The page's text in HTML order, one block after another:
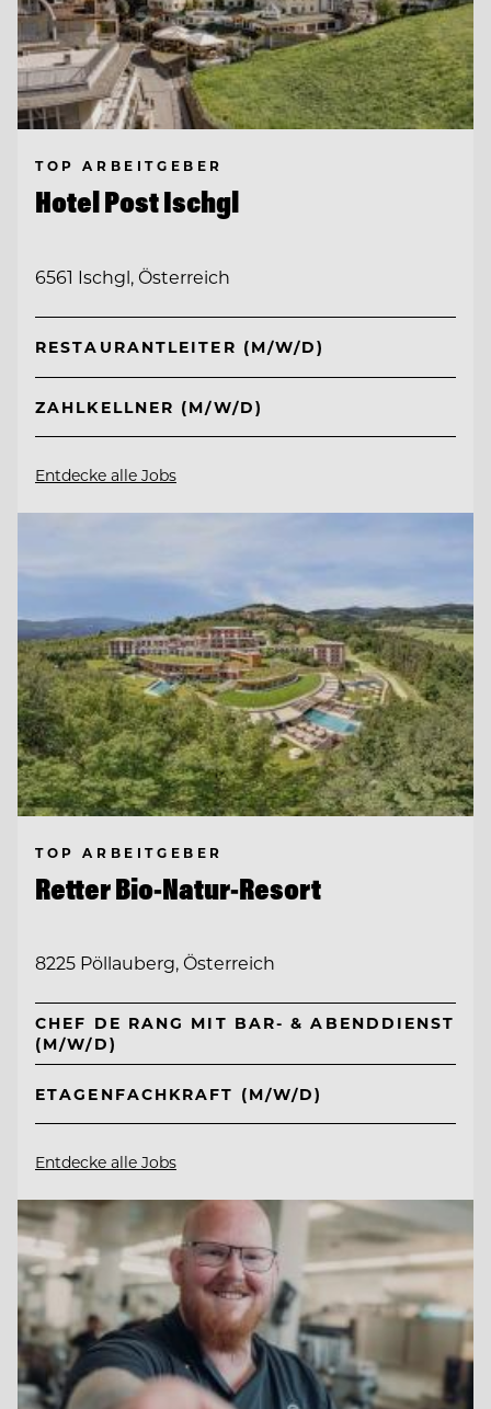
TOP ARBEITGEBER
Hotel Post Ischgl
6561 Ischgl, Österreich
RESTAURANTLEITER (M/W/D)
ZAHLKELLNER (M/W/D)
Entdecke alle Jobs
TOP ARBEITGEBER
Retter Bio-Natur-Resort
8225 Pöllauberg, Österreich
CHEF DE RANG MIT BAR- & ABENDDIENST
(M/W/D)
ETAGENFACHKRAFT (M/W/D)
Entdecke alle Jobs